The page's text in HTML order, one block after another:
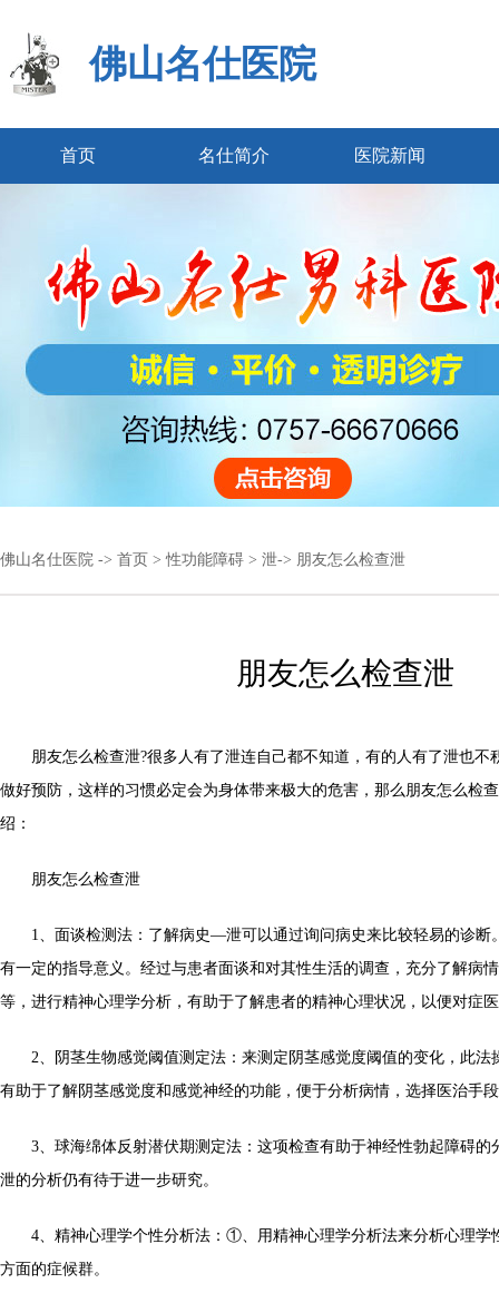
佛山名仕医院
首页 名仕简介 医院新闻
佛山名仕医院 -> 首页 >性功能障碍 > 泄-> 朋友怎么检查泄
朋友怎么检查泄
朋友怎么检查泄?很多人有了泄连自己都不知道，有的人有了泄也不
做好预防，这样的习惯必定会为身体带来极大的危害，那么朋友怎么检
绍：
朋友怎么检查泄
1、面谈检测法：了解病史—泄可以通过询问病史来比较轻易的诊断
有一定的指导意义。经过与患者面谈和对其性生活的调查，充分了解病
等，进行精神心理学分析，有助于了解患者的精神心理状况，以便对症
2、阴茎生物感觉阈值测定法：来测定阴茎感觉度阈值的变化，此法
有助于了解阴茎感觉度和感觉神经的功能，便于分析病情，选择医治手
3、球海绵体反射潜伏期测定法：这项检查有助于神经性勃起障碍的
泄的分析仍有待于进一步研究。
4、精神心理学个性分析法：①、用精神心理学分析法来分析心理学
方面的症候群。